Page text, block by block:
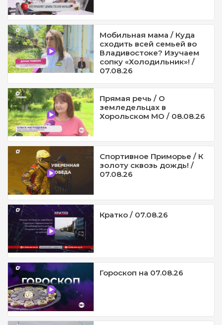
Мобильная мама / Куда
сходить всей семьей во
Владивостоке? Изучаем
сопку «Холодильник»! /
07.08.26
Прямая речь / О
земледельцах в
Хорольском МО / 08.08.26
Спортивное Приморье / К
золоту сквозь дождь! /
07.08.26
Кратко / 07.08.26
Гороскоп на 07.08.26